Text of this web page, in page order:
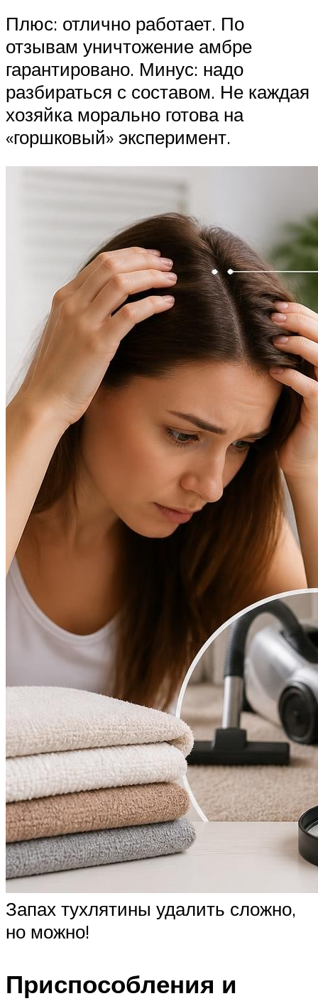
Плюс: отлично работает. По
отзывам уничтожение амбре
гарантировано. Минус: надо
разбираться с составом. Не каждая
хозяйка морально готова на
«горшковый» эксперимент.
Запах тухлятины удалить сложно,
но можно!
Приспособления и